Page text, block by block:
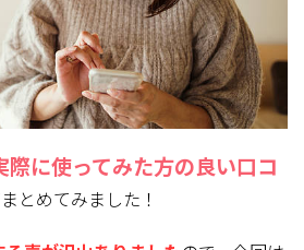
際に使ってみた方の良い口コ
とめてみました！